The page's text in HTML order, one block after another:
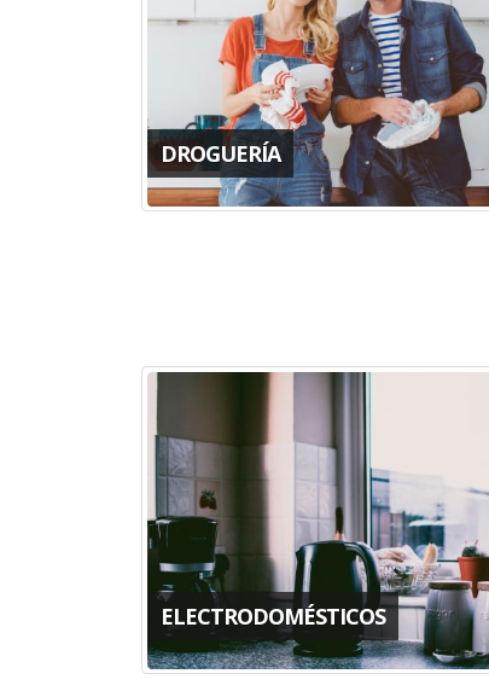
DROGUERÍA
ELECTRODOMÉSTICOS